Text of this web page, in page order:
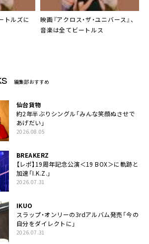
トルズに
映画『アクロス・ザ・ユニバース』、
音楽は全てビートルス
編集部おすすめ
仙台貨物
約2年半ぶりシングル「みんな笑顔ぬさせで
あげだい」
2026.08.05
BREAKERZ
【レポ】19周年記念公演＜19 BOX＞に軌跡と
加速「I.K.Z.」
2026.07.31
IKUO
スラップ・オンリーの3rdアルバム発売「今の
自分をダイレクトに」
2026.07.31